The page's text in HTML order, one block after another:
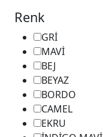
Renk
GRİ
MAVİ
BEJ
BEYAZ
BORDO
CAMEL
EKRU